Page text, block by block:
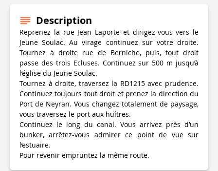
Description
Reprenez la rue Jean Laporte et dirigez-vous vers le
Jeune Soulac. Au virage continuez sur votre droite.
Tournez à droite rue de Berniche, puis, tout droit
passe des trois Ecluses. Continuez sur 500 m jusqu’à
l’église du Jeune Soulac.
Tournez à droite, traversez la RD1215 avec prudence.
Continuez toujours tout droit et prenez la direction du
Port de Neyran. Vous changez totalement de paysage,
vous traversez le port aux huîtres.
Continuez le long du canal. Vous arrivez près d’un
bunker, arrêtez-vous admirer ce point de vue sur
l’estuaire.
Pour revenir empruntez la même route.